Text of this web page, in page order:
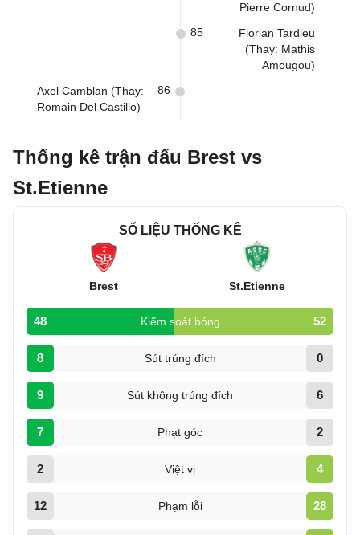
Pierre Cornud)
Florian Tardieu
(Thay: Mathis
Amougou)
85
Axel Camblan (Thay:
Romain Del Castillo)
86
Thống kê trận đấu Brest vs
St.Etienne
SỐ LIỆU THỐNG KÊ
Brest St.Etienne
48 Kiểm soát bóng 52
8 Sút trúng đích 0
9 Sút không trúng đích 6
7 Phạt góc 2
2 Việt vị 4
12 Phạm lỗi 28